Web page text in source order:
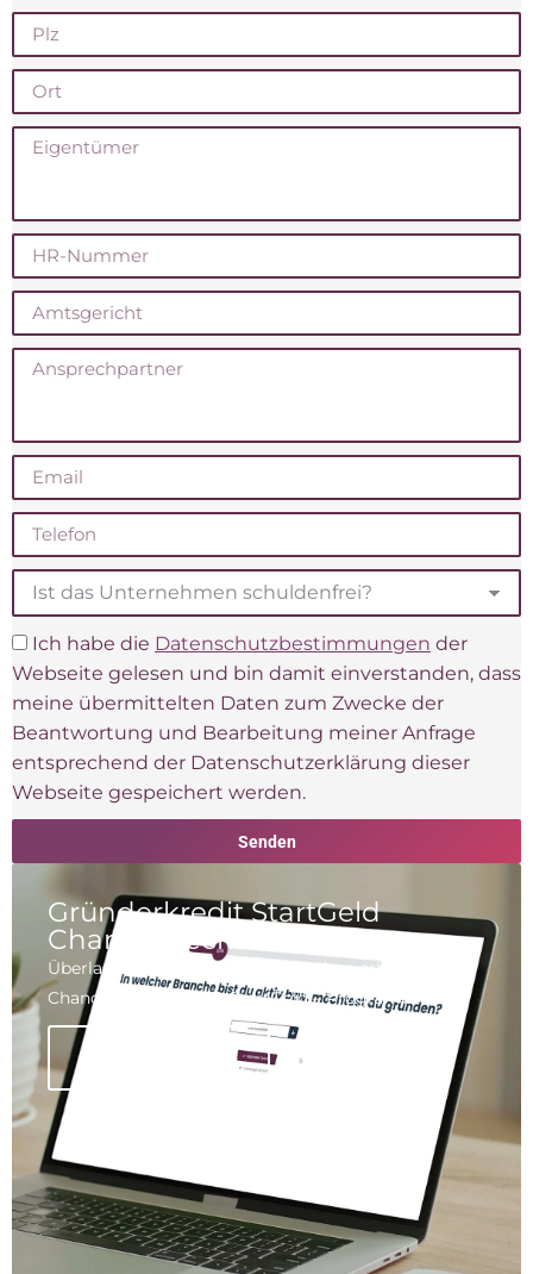
Ich habe die Datenschutzbestimmungen der
Webseite gelesen und bin damit einverstanden, dass
meine übermittelten Daten zum Zwecke der
Beantwortung und Bearbeitung meiner Anfrage
entsprechend der Datenschutzerklärung dieser
Webseite gespeichert werden.
Senden
Gründerkredit StartGeld
Chancenrechner
Überlasse nichts dem Zufall, sondern erhöhe deine
Chancen auf das ERP StartGeld – Programm 067.
Jetzt berechnen!